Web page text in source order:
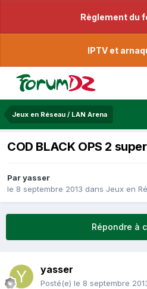
Règlement du
IPTV et
Jeux en Réseau / LAN Arena
COD BLACK OPS 2
Paryasser
le 8 septembre 2013 dans Jeux en
Répondre à
yasser
Posté(e) le 8 septembre